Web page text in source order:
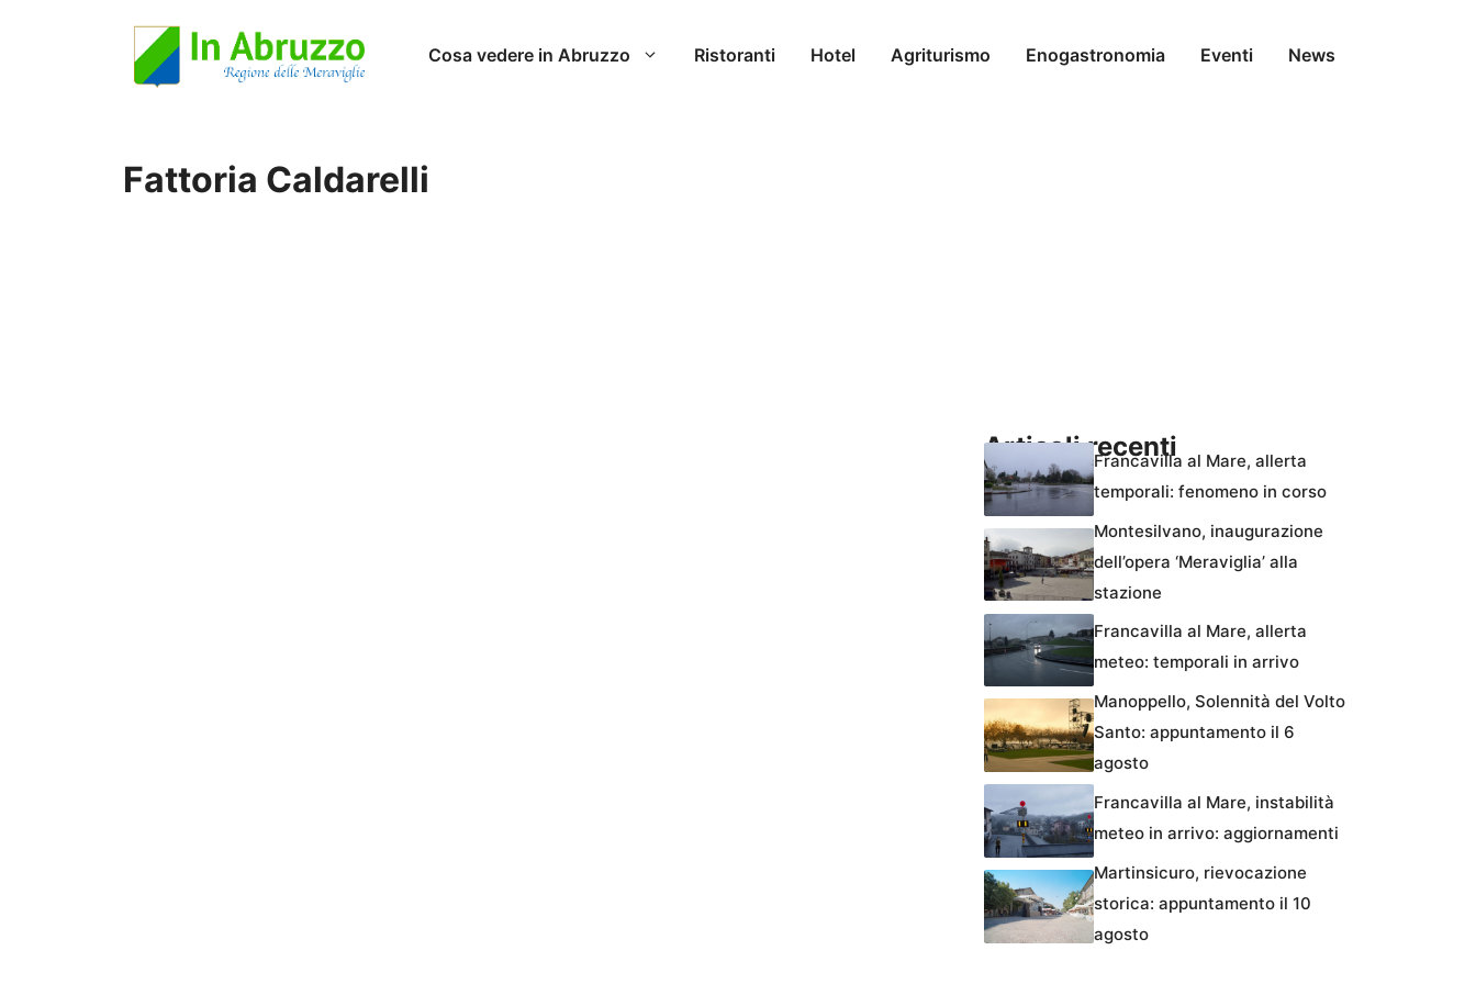
Cosa vedere in Abruzzo Ristoranti Hotel Agriturismo Enogastronomia Eventi News
Fattoria Caldarelli
Articoli recentiFrancavilla al Mare, allerta
temporali: fenomeno in corso
Montesilvano, inaugurazione
dell’opera ‘Meraviglia’ alla
stazione
Francavilla al Mare, allerta
meteo: temporali in arrivo
Manoppello, Solennità del Volto
Santo: appuntamento il 6
agosto
Francavilla al Mare, instabilità
meteo in arrivo: aggiornamenti
Martinsicuro, rievocazione
storica: appuntamento il 10
agosto